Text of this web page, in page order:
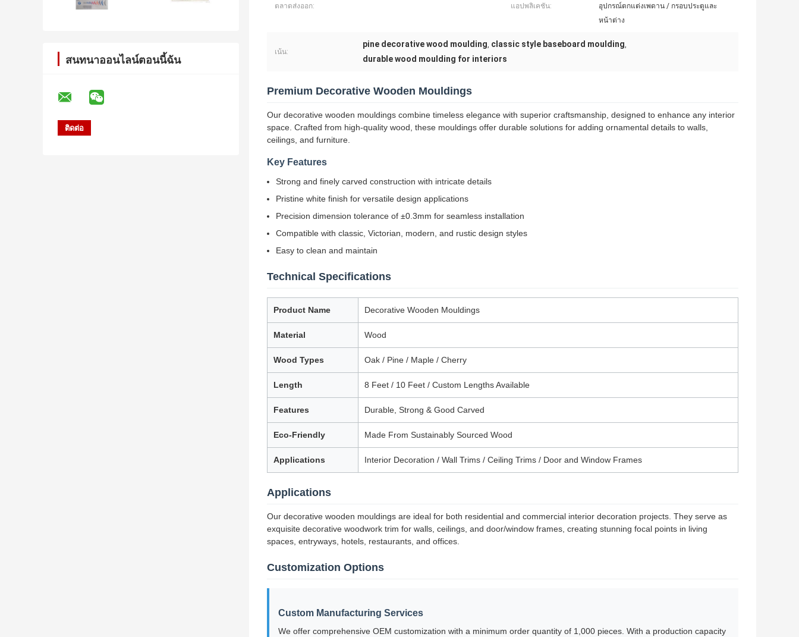
สนทนาออนไลน์ตอนนี้ฉัน
ตลาดส่งออก:
แอปพลิเคชัน:
อุปกรณ์ตกแต่งเพดาน / กรอบประตูและ
หน้าต่าง
เน้น:
pine decorative wood moulding, classic style baseboard moulding,
durable wood moulding for interiors
Premium Decorative Wooden Mouldings
Our decorative wooden mouldings combine timeless elegance with superior craftsmanship, designed to enhance any interior
space. Crafted from high-quality wood, these mouldings offer durable solutions for adding ornamental details to walls,
ceilings, and furniture.
Key Features
Strong and finely carved construction with intricate details
Pristine white finish for versatile design applications
Precision dimension tolerance of ±0.3mm for seamless installation
Compatible with classic, Victorian, modern, and rustic design styles
Easy to clean and maintain
Technical Specifications
Product Name Decorative Wooden Mouldings
Material Wood
Wood Types Oak / Pine / Maple / Cherry
Length 8 Feet / 10 Feet / Custom Lengths Available
Features Durable, Strong & Good Carved
Eco-Friendly Made From Sustainably Sourced Wood
Applications Interior Decoration / Wall Trims / Ceiling Trims / Door and Window Frames
Applications
Our decorative wooden mouldings are ideal for both residential and commercial interior decoration projects. They serve as
exquisite decorative woodwork trim for walls, ceilings, and door/window frames, creating stunning focal points in living
spaces, entryways, hotels, restaurants, and offices.
Customization Options
Custom Manufacturing Services
We offer comprehensive OEM customization with a minimum order quantity of 1,000 pieces. With a production capacity